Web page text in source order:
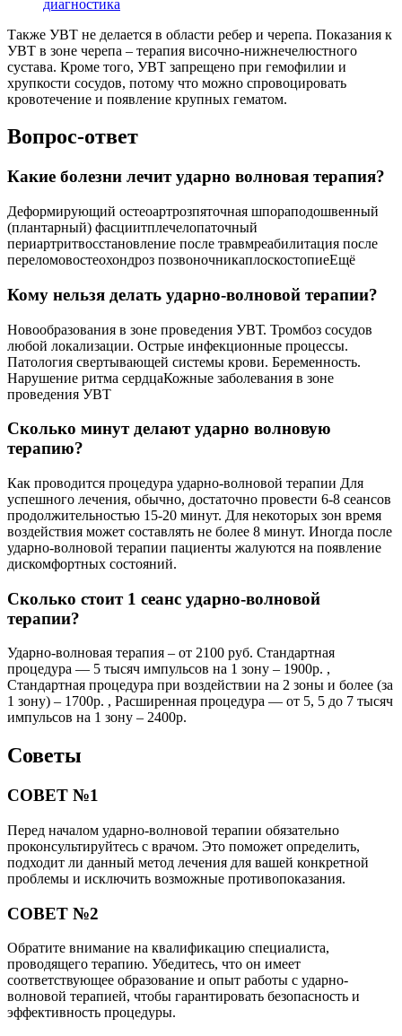
диагностика
Также УВТ не делается в области ребер и черепа. Показания к
УВТ в зоне черепа – терапия височно-нижнечелюстного
сустава. Кроме того, УВТ запрещено при гемофилии и
хрупкости сосудов, потому что можно спровоцировать
кровотечение и появление крупных гематом.
Вопрос-ответ
Какие болезни лечит ударно волновая терапия?
Деформирующий остеоартрозпяточная шпораподошвенный
(плантарный) фасциитплечелопаточный
периартритвосстановление после травмреабилитация после
переломовостеохондроз позвоночникаплоскостопиеЕщё
Кому нельзя делать ударно-волновой терапии?
Новообразования в зоне проведения УВТ. Тромбоз сосудов
любой локализации. Острые инфекционные процессы.
Патология свертывающей системы крови. Беременность.
Нарушение ритма сердцаКожные заболевания в зоне
проведения УВТ
Сколько минут делают ударно волновую
терапию?
Как проводится процедура ударно-волновой терапии Для
успешного лечения, обычно, достаточно провести 6-8 сеансов
продолжительностью 15-20 минут. Для некоторых зон время
воздействия может составлять не более 8 минут. Иногда после
ударно-волновой терапии пациенты жалуются на появление
дискомфортных состояний.
Сколько стоит 1 сеанс ударно-волновой
терапии?
Ударно-волновая терапия – от 2100 руб. Стандартная
процедура — 5 тысяч импульсов на 1 зону – 1900р. ,
Стандартная процедура при воздействии на 2 зоны и более (за
1 зону) – 1700р. , Расширенная процедура — от 5, 5 до 7 тысяч
импульсов на 1 зону – 2400р.
Советы
СОВЕТ №1
Перед началом ударно-волновой терапии обязательно
проконсультируйтесь с врачом. Это поможет определить,
подходит ли данный метод лечения для вашей конкретной
проблемы и исключить возможные противопоказания.
СОВЕТ №2
Обратите внимание на квалификацию специалиста,
проводящего терапию. Убедитесь, что он имеет
соответствующее образование и опыт работы с ударно-
волновой терапией, чтобы гарантировать безопасность и
эффективность процедуры.